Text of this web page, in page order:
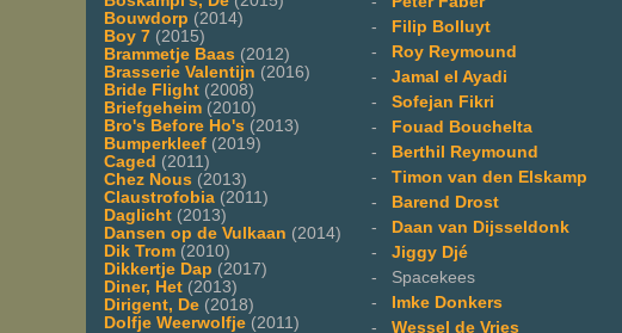
Bouwdorp (2014)
Boy 7 (2015)
Brammetje Baas (2012)
Brasserie Valentijn (2016)
Bride Flight (2008)
Briefgeheim (2010)
Bro's Before Ho's (2013)
Bumperkleef (2019)
Caged (2011)
Chez Nous (2013)
Claustrofobia (2011)
Daglicht (2013)
Dansen op de Vulkaan (2014)
Dik Trom (2010)
Dikkertje Dap (2017)
Diner, Het (2013)
Dirigent, De (2018)
Dolfje Weerwolfje (2011)
-
Filip Bolluyt
-
Roy Reymound
- Jamal el Ayadi
- Sofejan Fikri
-
Fouad Bouchelta
-
Berthil Reymound
- Timon van den Elskamp
-
Barend Drost
-
Daan van Dijsseldonk
- Jiggy Djé
- Spacekees
-
Imke Donkers
- Wessel de Vries